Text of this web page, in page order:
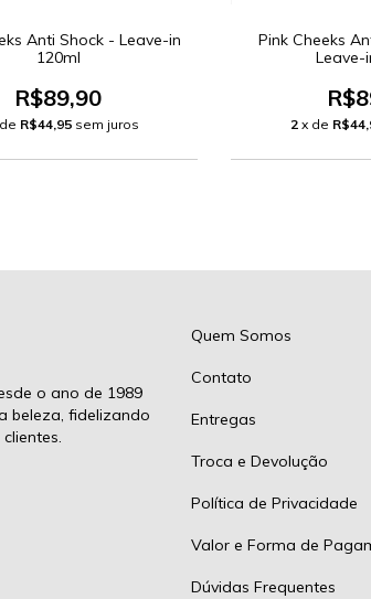
Anti Shock - Leave-in
120ml
R$89,90
R$44,95 sem juros
Pink Cheeks
Leave-
2 x de
o ano de 1989
beleza, fidelizando
Quem Somos
Contato
Entregas
Troca e Devolução
Política de Privacidade
Valor e Forma de
Dúvidas Frequentes